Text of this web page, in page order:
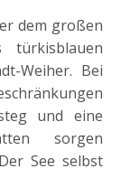
dem großen
Weiher. Bei
und eine
sorgen
See selbst